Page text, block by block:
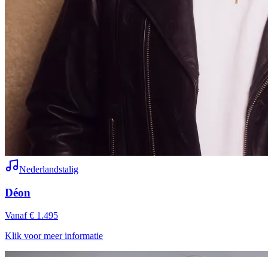
Nederlandstalig
Déon
Vanaf € 1.495
Klik voor meer informatie